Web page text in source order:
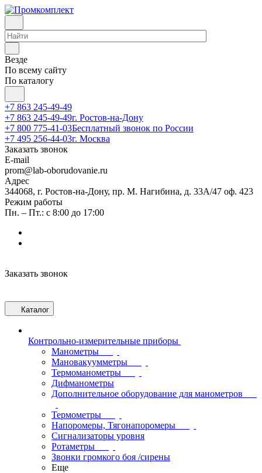
Везде
По всему сайту
По каталогу
+7 863 245-49-49
+7 863 245-49-49г. Ростов-на-Дону
+7 800 775-41-03Бесплатный звонок по России
+7 495 256-44-03г. Москва
Заказать звонок
E-mail
prom@lab-oborudovanie.ru
Адрес
344068, г. Ростов-на-Дону, пр. М. Нагибина, д. 33А/47 оф. 423
Режим работы
Пн. – Пт.: с 8:00 до 17:00
Заказать звонок
Каталог
Контрольно-измерительные приборы
Манометры
Мановакуумметры
Термоманометры
Дифманометры
Дополнительное оборудование для манометров
Термометры
Напоромеры, Тягонапоромеры
Сигнализаторы уровня
Ротаметры
Звонки громкого боя /сирены
Еще